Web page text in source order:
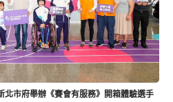
北市府舉辦《賽會有服務》開箱體驗選手